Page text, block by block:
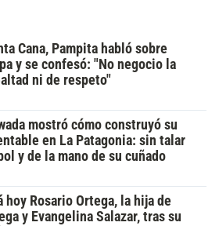
Cana, Pampita habló sobre
y se confesó: "No negocio la
ni de respeto"
mostró cómo construyó su
en La Patagonia: sin talar
y de la mano de su cuñado
hoy Rosario Ortega, la hija de
y Evangelina Salazar, tras su